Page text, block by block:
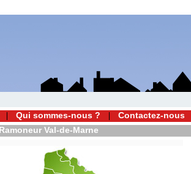
Qui sommes-nous ?
Contactez-nous
Ramoneur Val-de-Marne